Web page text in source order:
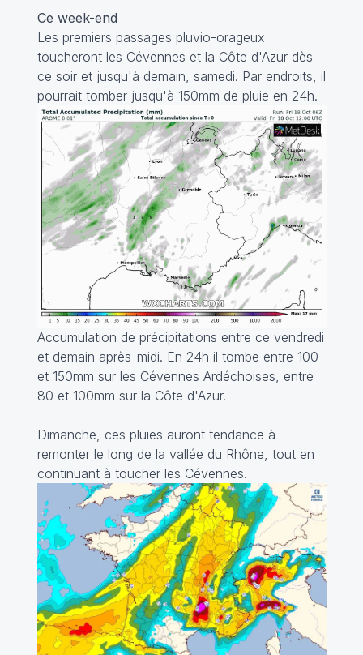
Ce week-end
Les premiers passages pluvio-orageux
toucheront les Cévennes et la Côte d'Azur dès
ce soir et jusqu'à demain, samedi. Par endroits, il
pourrait tomber jusqu'à 150mm de pluie en 24h.
Accumulation de précipitations entre ce vendredi
et demain après-midi. En 24h il tombe entre 100
et 150mm sur les Cévennes Ardéchoises, entre
80 et 100mm sur la Côte d'Azur.
Dimanche, ces pluies auront tendance à
remonter le long de la vallée du Rhône, tout en
continuant à toucher les Cévennes.